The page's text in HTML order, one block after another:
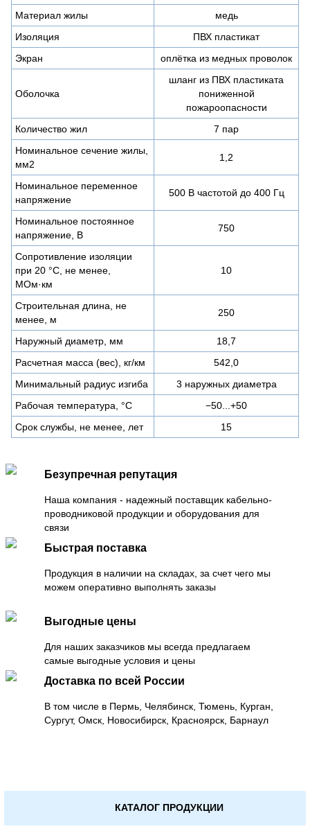
Материал жилы
медь
Изоляция
ПВХ пластикат
Экран
оплётка из медных проволок
Оболочка
шланг из ПВХ пластиката
пониженной
пожароопасности
Количество жил
7 пар
Номинальное сечение жилы,
мм2
1,2
Номинальное переменное
напряжение
500 В частотой до 400 Гц
Номинальное постоянное
напряжение, В
750
Сопротивление изоляции
при 20 °С, не менее,
МОм·км
10
Строительная длина, не
менее, м
250
Наружный диаметр, мм
18,7
Расчетная масса (вес), кг/км
542,0
Минимальный радиус изгиба
3 наружных диаметра
Рабочая температура, °C
−50...+50
Срок службы, не менее, лет
15
Безупречная репутация
Наша компания - надежный поставщик кабельно-
проводниковой продукции и оборудования для
связи
Быстрая поставка
Продукция в наличии на складах, за счет чего мы
можем оперативно выполнять заказы
Выгодные цены
Для наших заказчиков мы всегда предлагаем
самые выгодные условия и цены
Доставка по всей России
В том числе в Пермь, Челябинск, Тюмень, Курган,
Сургут, Омск, Новосибирск, Красноярск, Барнаул
КАТАЛОГ ПРОДУКЦИИ